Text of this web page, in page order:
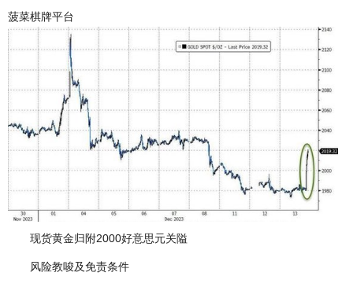
菠菜棋牌平台
现货黄金归附2000好意思元关隘
风险教唆及免责条件